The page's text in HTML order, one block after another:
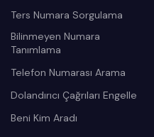
Ters Numara Sorgulama
Bilinmeyen Numara
Tanımlama
Telefon Numarası Arama
Dolandırıcı Çağrıları Engelle
Beni Kim Aradı